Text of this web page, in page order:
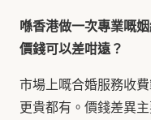
喺香港做一次專業嘅
價錢可以差咁遠？
市場上嘅合婚服務收
更貴都有。價錢差異